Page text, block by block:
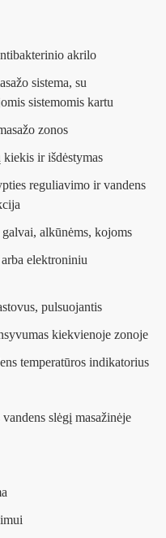
akrilo
sistema, su
sistemomis kartu
zonos
kiekis ir išdėstymas
reguliavimo ir vandens
alkūnėms, kojoms
elektroniniu
pulsuojantis
kiekvienoje zonoje
temperatūros indikatorius
slėgį masažinėje